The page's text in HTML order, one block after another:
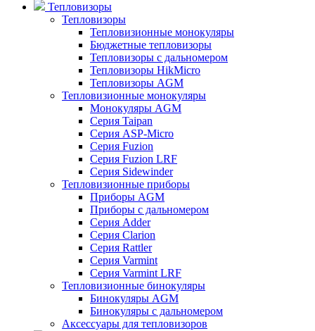
Тепловизоры
Тепловизоры
Тепловизионные монокуляры
Бюджетные тепловизоры
Тепловизоры с дальномером
Тепловизоры HikMicro
Тепловизоры AGM
Тепловизионные монокуляры
Монокуляры AGM
Серия Taipan
Серия ASP-Micro
Серия Fuzion
Серия Fuzion LRF
Серия Sidewinder
Тепловизионные приборы
Приборы AGM
Приборы с дальномером
Серия Adder
Серия Clarion
Серия Rattler
Серия Varmint
Серия Varmint LRF
Тепловизионные бинокуляры
Бинокуляры AGM
Бинокуляры с дальномером
Аксессуары для тепловизоров